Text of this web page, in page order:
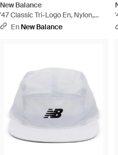
New Balance
'47 Classic Tri-Logo En, Nylon,
Talla - Azul
En New Balance